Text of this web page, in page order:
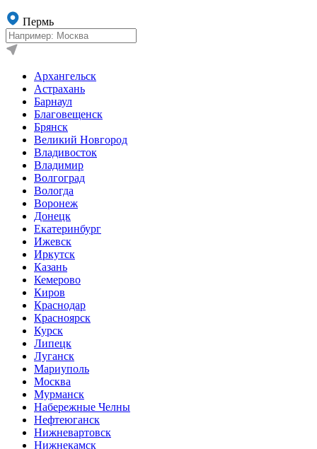
Пермь
Архангельск
Астрахань
Барнаул
Благовещенск
Брянск
Великий Новгород
Владивосток
Владимир
Волгоград
Вологда
Воронеж
Донецк
Екатеринбург
Ижевск
Иркутск
Казань
Кемерово
Киров
Краснодар
Красноярск
Курск
Липецк
Луганск
Мариуполь
Москва
Мурманск
Набережные Челны
Нефтеюганск
Нижневартовск
Нижнекамск